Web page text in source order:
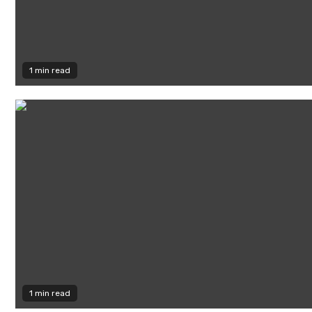
1 min read
1 min read